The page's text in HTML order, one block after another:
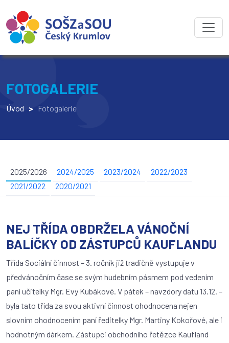
FOTOGALERIE
Úvod > Fotogalerie
2025/2026 2024/2025 2023/2024
2022/2023
2021/2022
2020/2021
NEJ TŘÍDA OBDRŽELA VÁNOČNÍ
BALÍČKY OD ZÁSTUPCŮ KAUFLANDU
Třída Sociální činnost – 3. ročník již tradičně vystupuje v
předvánočním čase se svým hudebním pásmem pod vedením
paní učitelky Mgr. Evy Kubákové. V pátek – navzdory datu 13.12. –
byla tato třída za svou aktivní činnost ohodnocena nejen
slovním ohodnocením paní ředitelky Mgr. Martiny Kokořové, ale i
hodnotným dárkem. Zástupci obchodního řetězce Kaufland